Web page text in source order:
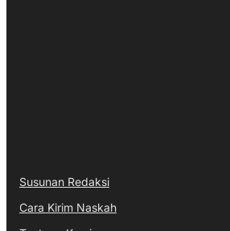
Susunan Redaksi
Cara Kirim Naskah